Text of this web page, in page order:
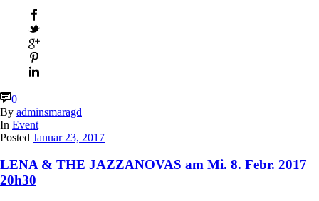
0
By adminsmaragd
In Event
Posted Januar 23, 2017
LENA & THE JAZZANOVAS am Mi. 8. Febr. 2017
20h30